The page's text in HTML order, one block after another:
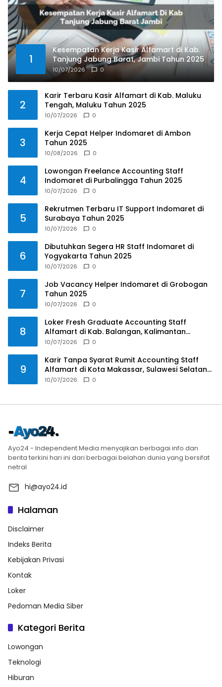
1
Kesempatan Kerja Kasir Alfamart di Kab.
Tanjung Jabung Barat, Jambi Tahun 2025
10/07/2026 0
2
Karir Terbaru Kasir Alfamart di Kab. Maluku
Tengah, Maluku Tahun 2025
10/07/2026 0
3
Kerja Cepat Helper Indomaret di Ambon
Tahun 2025
10/08/2026 0
4
Lowongan Freelance Accounting Staff
Indomaret di Purbalingga Tahun 2025
10/07/2026 0
5
Rekrutmen Terbaru IT Support Indomaret di
Surabaya Tahun 2025
10/07/2026 0
6
Dibutuhkan Segera HR Staff Indomaret di
Yogyakarta Tahun 2025
10/07/2026 0
7
Job Vacancy Helper Indomaret di Grobogan
Tahun 2025
10/07/2026 0
8
Loker Fresh Graduate Accounting Staff
Alfamart di Kab. Balangan, Kalimantan
Selatan Tahun 2025
10/07/2026 0
9
Karir Tanpa Syarat Rumit Accounting Staff
Alfamart di Kota Makassar, Sulawesi Selatan
Tahun 2025
10/07/2026 0
Ayo24 - Independent Media menyajikan berbagai info dan
berita terkini hari ini dari berbagai belahan dunia yang bersifat
netral
hi@ayo24.id
Halaman
Disclaimer
Indeks Berita
Kebijakan Privasi
Kontak
Loker
Pedoman Media Siber
Kategori Berita
Lowongan
Teknologi
Hiburan